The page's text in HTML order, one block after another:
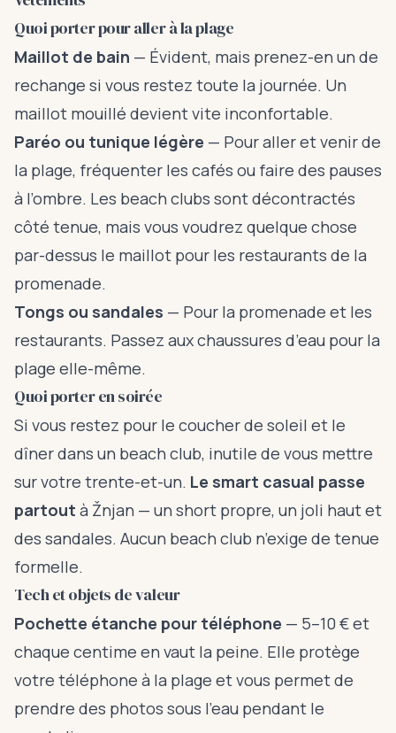
Quoi porter pour aller à la plage
Maillot de bain — Évident, mais prenez-en un de
rechange si vous restez toute la journée. Un
maillot mouillé devient vite inconfortable.
Paréo ou tunique légère — Pour aller et venir de
la plage, fréquenter les cafés ou faire des pauses
à l’ombre. Les beach clubs sont décontractés
côté tenue, mais vous voudrez quelque chose
par-dessus le maillot pour les restaurants de la
promenade.
Tongs ou sandales — Pour la promenade et les
restaurants. Passez aux chaussures d’eau pour la
plage elle-même.
Quoi porter en soirée
Si vous restez pour le coucher de soleil et le
dîner dans un beach club, inutile de vous mettre
sur votre trente-et-un. Le smart casual passe
partout à Žnjan — un short propre, un joli haut et
des sandales. Aucun beach club n’exige de tenue
formelle.
Tech et objets de valeur
Pochette étanche pour téléphone — 5–10 € et
chaque centime en vaut la peine. Elle protège
votre téléphone à la plage et vous permet de
prendre des photos sous l’eau pendant le